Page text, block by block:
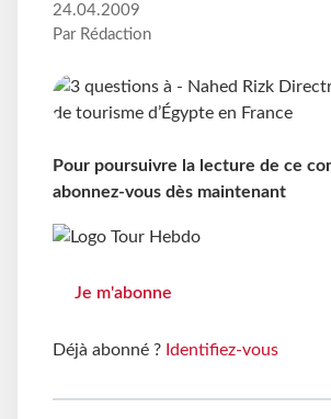
24.04.2009
Par Rédaction
Pour poursuivre la lecture de ce
abonnez-vous dès maintenant
Je m'abonne
Déjà abonné ? Identifiez-vous